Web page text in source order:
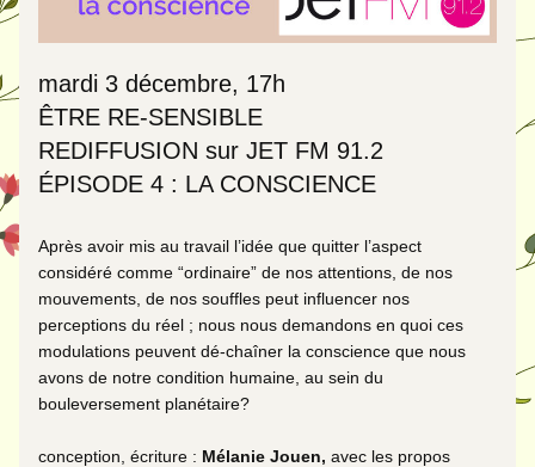
mardi 3 décembre, 17h
ÊTRE RE-SENSIBLE
REDIFFUSION sur JET FM 91.2
ÉPISODE 4 : LA CONSCIENCE
Après avoir mis au travail l’idée que quitter l’aspect
considéré comme “ordinaire” de nos attentions, de nos
mouvements, de nos souffles peut influencer nos
perceptions du réel ; nous nous demandons en quoi ces
modulations peuvent dé-chaîner la conscience que nous
avons de notre condition humaine, au sein du
bouleversement planétaire?
conception, écriture : Mélanie Jouen, avec les propos